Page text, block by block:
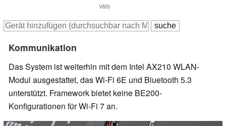
V60)
Kommunikation
Das System ist weiterhin mit dem Intel AX210 WLAN-
Modul ausgestattet, das Wi-Fi 6E und Bluetooth 5.3
unterstützt. Framework bietet keine BE200-
Konfigurationen für Wi-Fi 7 an.